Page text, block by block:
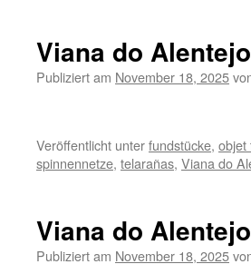
Viana do
Publiziert am November 18, 2025
Veröffentlicht unterfundstücke, objet
spinnennetze, telarañas, Viana do
Viana do
Publiziert am November 18, 2025